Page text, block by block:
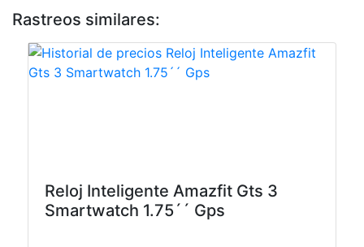
Rastreos similares:
Reloj Inteligente Amazfit Gts 3
Smartwatch 1.75´´ Gps